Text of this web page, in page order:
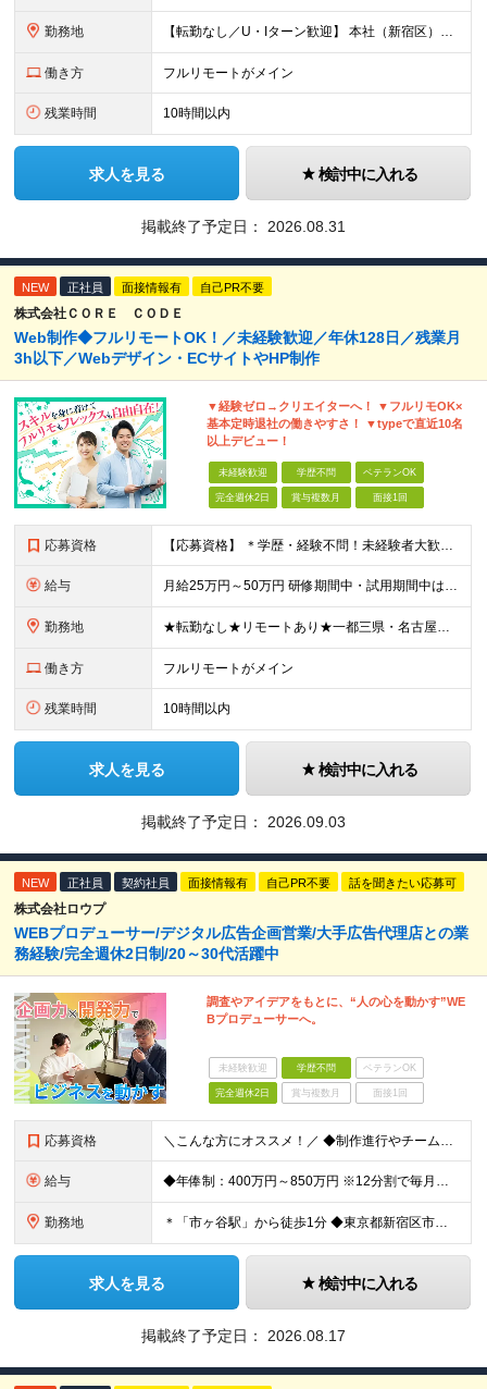
勤務地 【転勤なし／U・Iターン歓迎】 本社（新宿区）、大阪支店、名古屋支店または東京都・神奈川県・千葉県・埼玉県・愛知県・大阪府・福岡県をはじめ、全国のプロジェクト先 ※ご希望を最大限考慮して配属先を決定
働き方 フルリモートがメイン
残業時間 10時間以内
求人を見る 検討中に入れる
掲載終了予定日： 2026.08.31
NEW 正社員 面接情報有 自己PR不要
株式会社ＣＯＲＥ ＣＯＤＥ
Web制作◆フルリモートOK！／未経験歓迎／年休128日／残業月
3h以下／Webデザイン・ECサイトやHP制作
▼経験ゼロ→クリエイターへ！ ▼フルリモOK×
基本定時退社の働きやすさ！ ▼typeで直近10名
以上デビュー！
未経験歓迎 学歴不問 ベテランOK
完全週休2日 賞与複数月 面接1回
応募資格 【応募資格】 ＊学歴・経験不問！未経験者大歓迎＊ ◆未経験からWebクリエイターとして働いてみたい方 ◆第二新卒・ブランクのある方も大歓迎！ ★学歴・知識・経験は一切問いません！ ★面接は「ポート
給与 月給25万円～50万円 研修期間中・試用期間中は給与が異なります。 >>研修期間中（入社6ヶ月後）の給与 一律：月給21万円～50万円 >>試用期間中（6ヶ月）の給与 関東：月給21万円～ 関西
勤務地 ★転勤なし★リモートあり★一都三県・名古屋・関西・九州 ◎案件によって ┗完全在宅勤務（フルリモート）も可能！ ┗希望に応じて幅広い働き方やプランが選べます！ ◆本社または一都三県 （東京都・
働き方 フルリモートがメイン
残業時間 10時間以内
求人を見る 検討中に入れる
掲載終了予定日： 2026.09.03
NEW 正社員 契約社員 面接情報有 自己PR不要 話を聞きたい応募可
株式会社ロウプ
WEBプロデューサー/デジタル広告企画営業/大手広告代理店との業
務経験/完全週休2日制/20～30代活躍中
調査やアイデアをもとに、“人の心を動かす”WE
Bプロデューサーへ。
未経験歓迎 学歴不問 ベテランOK
完全週休2日 賞与複数月 面接1回
応募資格 ＼こんな方にオススメ！／ ◆制作進行やチームでのプロジェクト経験がある方 ◆クライアントや社内メンバーと円滑にコミュニケーションを取れる方 ◆デジタル制作進行やディレクションの実務経験をお持ちの方
給与 ◆年俸制：400万円～850万円 ※12分割で毎月支給 ※スキル・経験を考慮して決定いたします ※試用期間中6ヶ月あり（給与・待遇に差異ナシ） ※残業代については面接時にお伝えします
勤務地 ＊「市ヶ谷駅」から徒歩1分 ◆東京都新宿区市谷左内町5 4F (変更の範囲)上記を除く当社関連勤務地
求人を見る 検討中に入れる
掲載終了予定日： 2026.08.17